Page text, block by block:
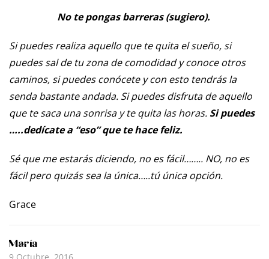
No te pongas barreras (sugiero).
Si puedes realiza aquello que te quita el sueño, si
puedes sal de tu zona de comodidad y conoce otros
caminos, si puedes conócete y con esto tendrás la
senda bastante andada. Si puedes disfruta de aquello
que te saca una sonrisa y te quita las horas. Si puedes
…..dedícate a “eso” que te hace feliz.
Sé que me estarás diciendo, no es fácil…….. NO, no es
fácil pero quizás sea la única…..tú única opción.
Grace
María